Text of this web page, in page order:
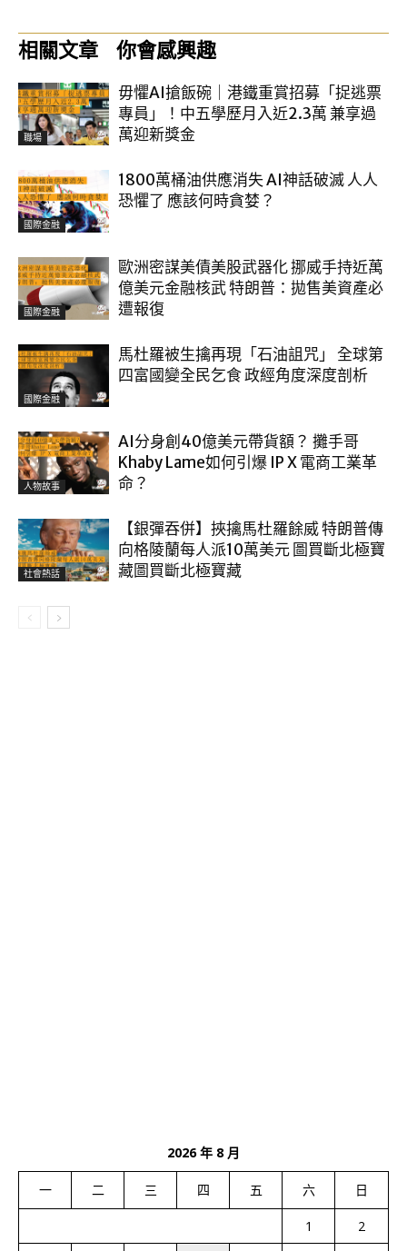
相關文章 你會感興趣
職場
毋懼AI搶飯碗｜港鐵重賞招募「捉逃票
專員」！中五學歷月入近2.3萬 兼享過
萬迎新獎金
國際金融
1800萬桶油供應消失 AI神話破滅 人人
恐懼了 應該何時貪婪？
國際金融
歐洲密謀美債美股武器化 挪威手持近萬
億美元金融核武 特朗普：拋售美資產必
遭報復
國際金融
馬杜羅被生擒再現「石油詛咒」 全球第
四富國變全民乞食 政經角度深度剖析
人物故事
AI分身創40億美元帶貨額？ 攤手哥
Khaby Lame如何引爆 IP X 電商工業革
命？
社會熱話
【銀彈吞併】挾擒馬杜羅餘威 特朗普傳
向格陵蘭每人派10萬美元 圖買斷北極寶
藏圖買斷北極寶藏
2026 年 8 月
一 二 三 四 五 六 日
1
2